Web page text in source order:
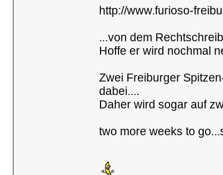
http://www.furioso-
...von dem
Hoffe er wird nochmal
Zwei Freiburger
dabei....
Daher wird sogar auf
two more weeks to